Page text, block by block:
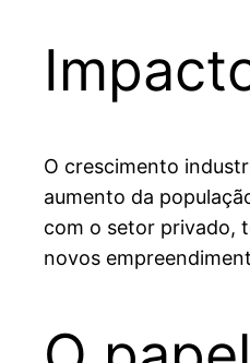
O crescimento
aumento da
com o setor privado,
novos